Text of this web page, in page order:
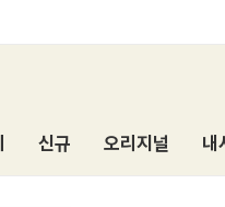
신규 오리지널 내